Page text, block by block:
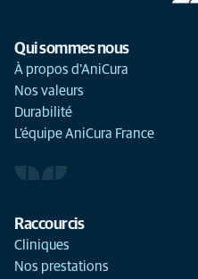
Qui sommes nous
À propos d'AniCura
Nos valeurs
Durabilité
L'équipe AniCura France
Raccourcis
Cliniques
Nos prestations